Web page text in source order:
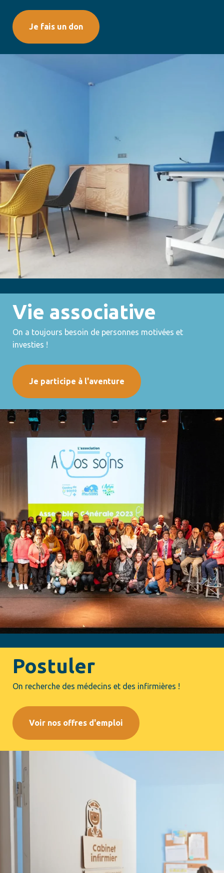
Je fais un don
Vie associative
On a toujours besoin de personnes motivées et
investies !
Je participe à l'aventure
Postuler
On recherche des médecins et des infirmières !
Voir nos offres d'emploi